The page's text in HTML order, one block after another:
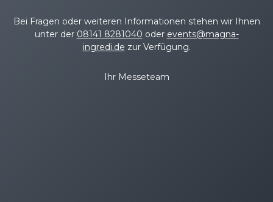
Bei Fragen oder weiteren Informationen stehen wir Ihnen
unter der 08141 8281040 oder events@magna-
ingredi.de zur Verfügung.
Ihr Messeteam